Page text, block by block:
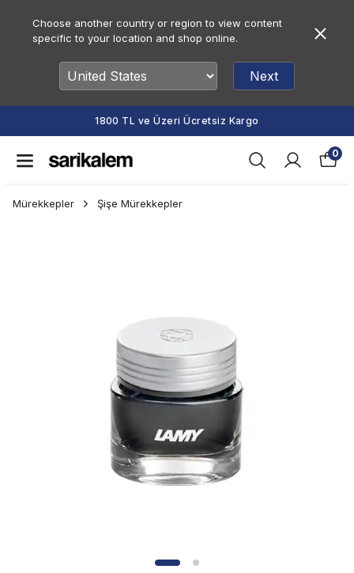
Choose another country or region to view content
specific to your location and shop online.
Next
1800 TL ve Üzeri Ücretsiz Kargo
0
Mürekkepler Şişe Mürekkepler